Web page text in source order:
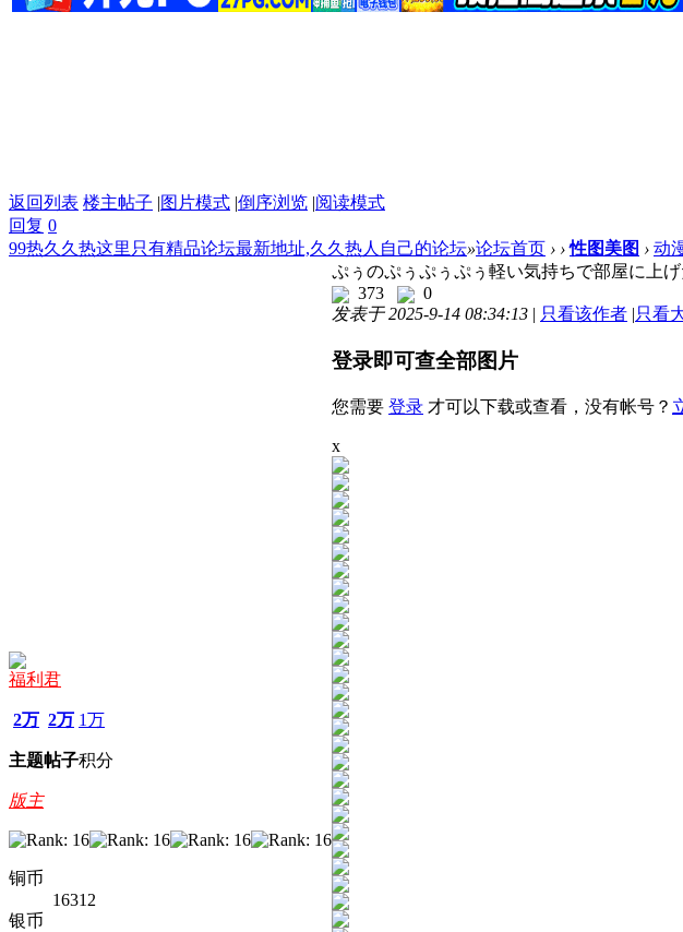
返回列表 楼主帖子 |图片模式 |倒序浏览 |阅读模式
回复 0
99热久久热这里只有精品论坛最新地址,久久热人自己的论坛»论坛首页 › › 性图美图 › 动
福利君
2万
主题
2万
帖子
1万
积分
版主
铜币
16312
银币
ぷぅのぷぅぷぅぷぅ軽い気持ちで部屋に上
373
0
发表于 2025-9-14 08:34:13 | 只看该作者 |只看
登录即可查全部图片
您需要 登录 才可以下载或查看，没有帐号？
x